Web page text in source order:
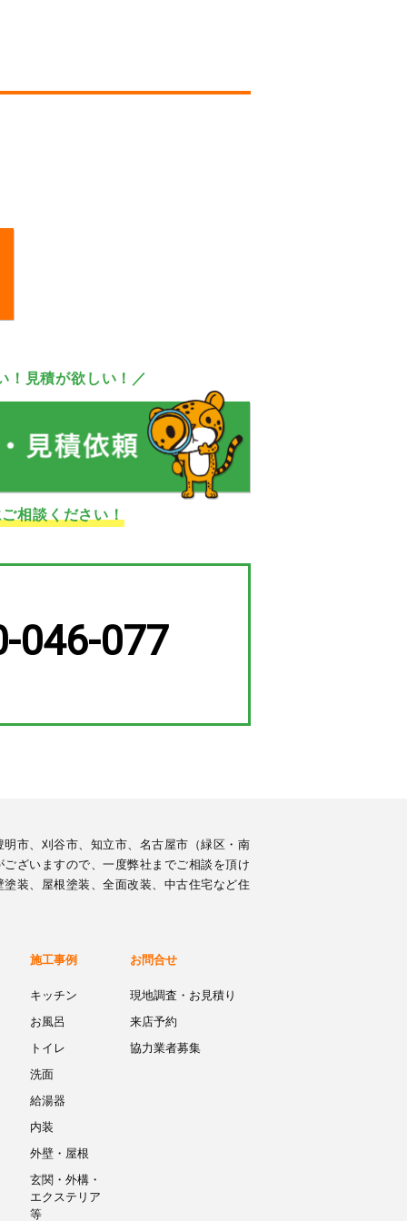
！見積が欲しい！／
相談ください！
046-077
市、刈谷市、知立市、名古屋市（緑区・南
ざいますので、一度弊社までご相談を頂け
装、屋根塗装、全面改装、中古住宅など住
施工事例
キッチン
お風呂
トイレ
洗面
給湯器
内装
外壁・屋根
玄関・外構・
エクステリア
等
お問合せ
現地調査・お見積り
来店予約
協力業者募集